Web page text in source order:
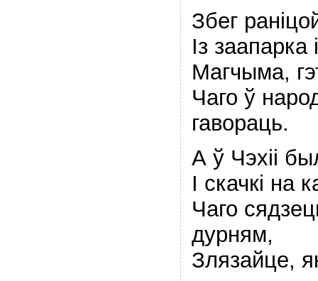
Збег
Iз
Магчыма,
Чаго ў
гавораць.
А ў Чэхii
I скачкi на
Чаго
дурням,
Злязайце,